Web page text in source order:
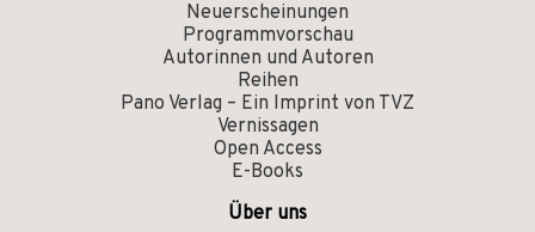
Neuerscheinungen
Programmvorschau
Autorinnen und Autoren
Reihen
Pano Verlag – Ein Imprint von TVZ
Vernissagen
Open Access
E-Books
Über uns